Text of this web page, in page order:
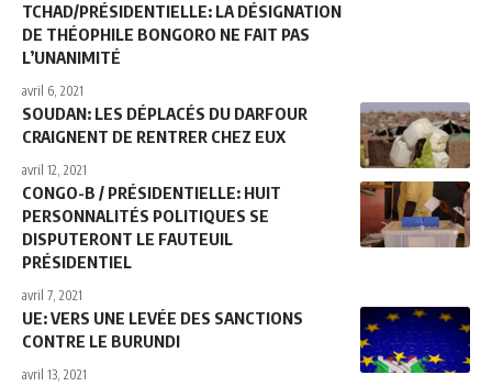
TCHAD/PRÉSIDENTIELLE: LA DÉSIGNATION
DE THÉOPHILE BONGORO NE FAIT PAS
L’UNANIMITÉ
avril 6, 2021
SOUDAN: LES DÉPLACÉS DU DARFOUR
CRAIGNENT DE RENTRER CHEZ EUX
avril 12, 2021
CONGO-B / PRÉSIDENTIELLE: HUIT
PERSONNALITÉS POLITIQUES SE
DISPUTERONT LE FAUTEUIL
PRÉSIDENTIEL
avril 7, 2021
UE: VERS UNE LEVÉE DES SANCTIONS
CONTRE LE BURUNDI
avril 13, 2021